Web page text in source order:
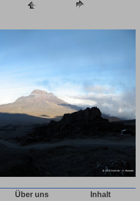
Über uns Inhalt